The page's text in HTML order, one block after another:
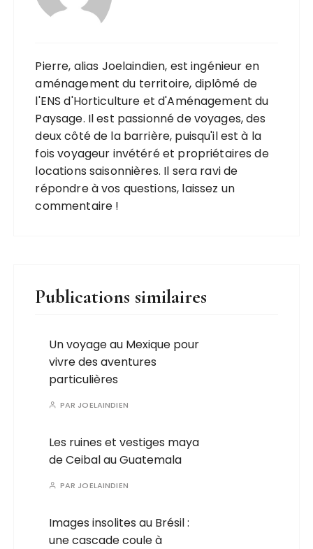
Pierre, alias Joelaindien, est ingénieur en
aménagement du territoire, diplômé de
l'ENS d'Horticulture et d'Aménagement du
Paysage. Il est passionné de voyages, des
deux côté de la barrière, puisqu'il est à la
fois voyageur invétéré et propriétaires de
locations saisonnières. Il sera ravi de
répondre à vos questions, laissez un
commentaire !
Publications similaires
Un voyage au Mexique pour
vivre des aventures
particulières
PAR JOELAINDIEN
Les ruines et vestiges maya
de Ceibal au Guatemala
PAR JOELAINDIEN
Images insolites au Brésil :
une cascade coule à